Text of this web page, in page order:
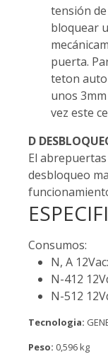
tensión de
bloquear
puerta.
teton
unos
vez este
D
El
desbloqueo
Consumos:
N, A
N-412
N-512
Tecnologia:
Peso: 0,596 kg